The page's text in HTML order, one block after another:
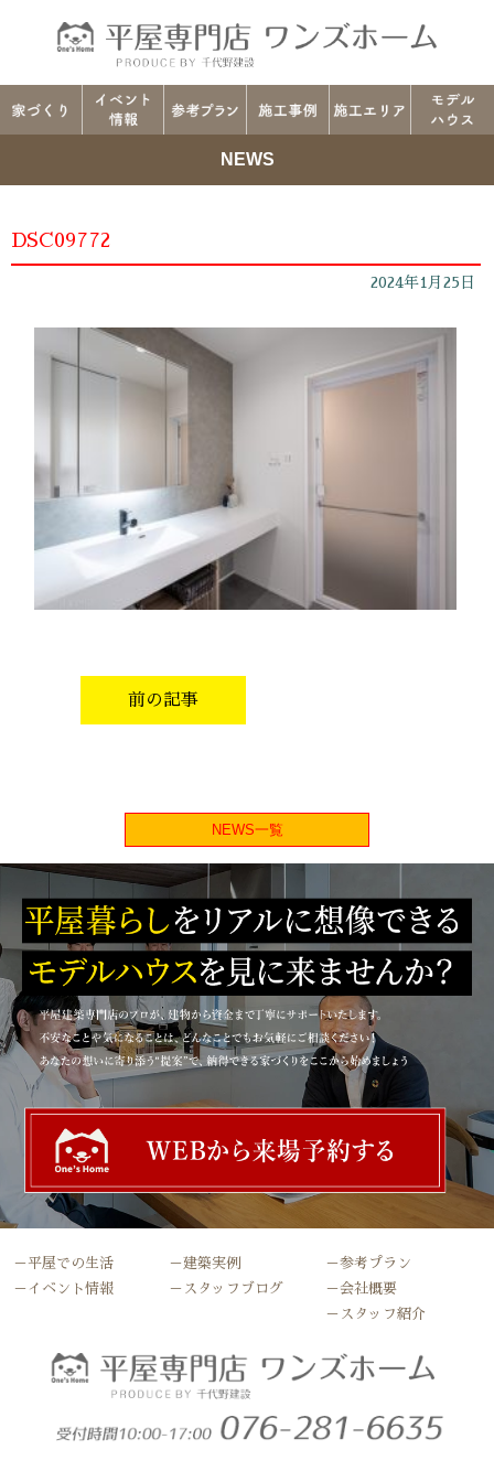
NEWS
DSC09772
2024年1月25日
前の記事
NEWS一覧
－平屋での生活
－イベント情報
－建築実例
－スタッフブログ
－参考プラン
－会社概要
－スタッフ紹介